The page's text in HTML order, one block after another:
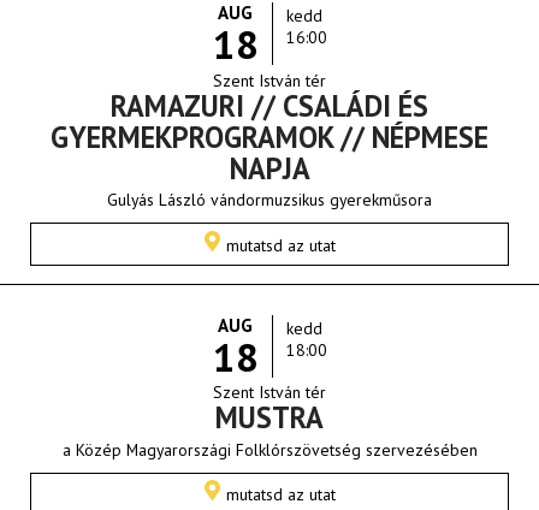
AUG
18
kedd
16:00
Szent István tér
RAMAZURI // CSALÁDI ÉS
GYERMEKPROGRAMOK // NÉPMESE
NAPJA
Gulyás László vándormuzsikus gyerekműsora
mutatsd az utat
AUG
18
kedd
18:00
Szent István tér
MUSTRA
a Közép Magyarországi Folklórszövetség szervezésében
mutatsd az utat